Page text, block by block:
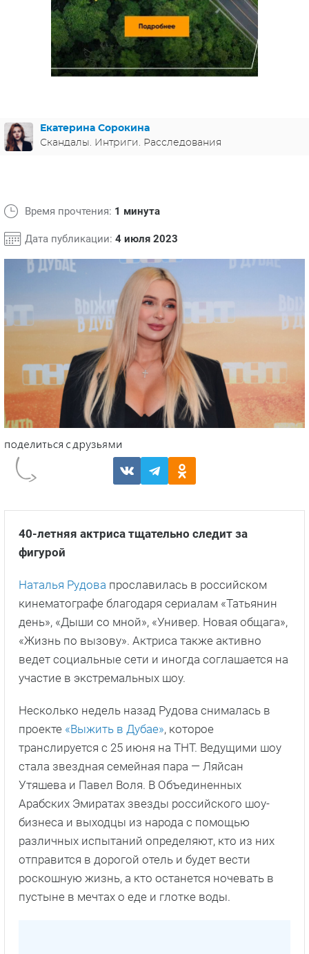
МЕЛОДРАМЫ
ИСПАНИЯ
ГЕРМАНИЯ
СВЕТСКИЕ НОВОСТИ
СПОЙЛЕРЫ ИЗ СЕРИАЛОВ
Екатерина Сорокина
Скандалы. Интриги. Расследования
Время прочтения: 1 минута
Дата публикации: 4 июля 2023
40-летняя актриса тщательно следит за
фигурой
Наталья Рудова прославилась в российском
кинематографе благодаря сериалам «Татьянин
день», «Дыши со мной», «Универ. Новая общага»,
«Жизнь по вызову». Актриса также активно
ведет социальные сети и иногда соглашается на
участие в экстремальных шоу.
Несколько недель назад Рудова снималась в
проекте «Выжить в Дубае», которое
транслируется с 25 июня на ТНТ. Ведущими шоу
стала звездная семейная пара — Ляйсан
Утяшева и Павел Воля. В Объединенных
Арабских Эмиратах звезды российского шоу-
бизнеса и выходцы из народа с помощью
различных испытаний определяют, кто из них
отправится в дорогой отель и будет вести
роскошную жизнь, а кто останется ночевать в
пустыне в мечтах о еде и глотке воды.